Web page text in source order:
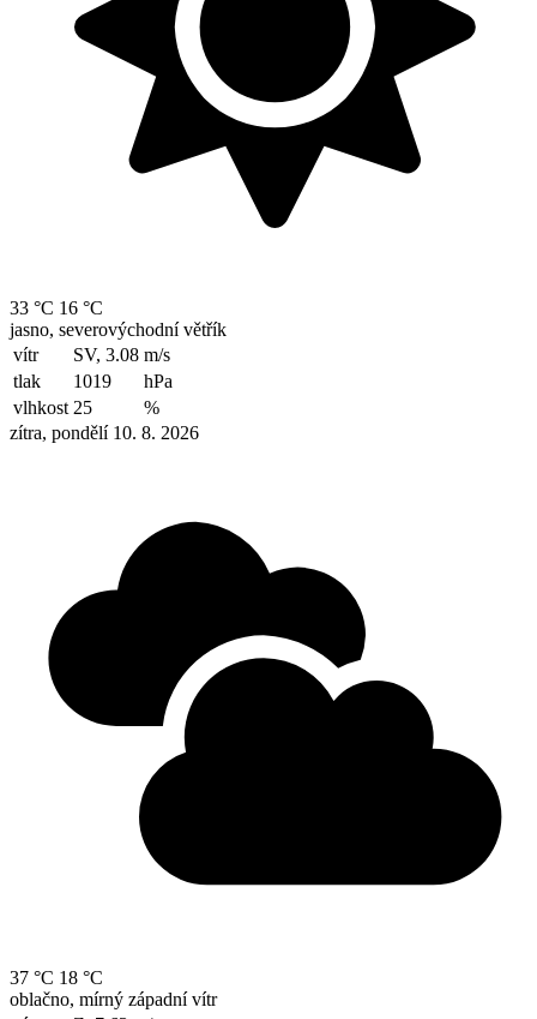
33 °C 16 °C
jasno, severovýchodní větřík
vítr
SV, 3.08 m/s
tlak
1019
hPa
vlhkost 25
%
zítra, pondělí 10. 8. 2026
37 °C 18 °C
oblačno, mírný západní vítr